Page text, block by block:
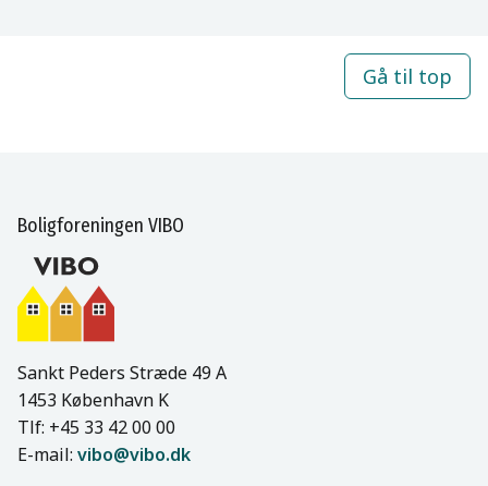
Gå til top
Boligforeningen VIBO
Sankt Peders Stræde 49 A
1453 København K
Tlf: +45 33 42 00 00
E-mail: vibo@vibo.dk